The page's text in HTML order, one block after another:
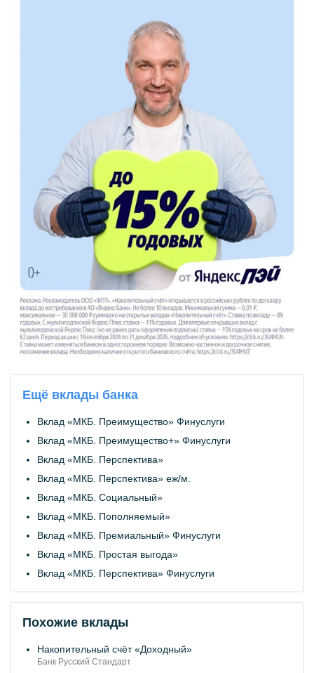
Ещё вклады банка
Вклад «МКБ. Преимущество» Финуслуги
Вклад «МКБ. Преимущество+» Финуслуги
Вклад «МКБ. Перспектива»
Вклад «МКБ. Перспектива» еж/м.
Вклад «МКБ. Социальный»
Вклад «МКБ. Пополняемый»
Вклад «МКБ. Премиальный» Финуслуги
Вклад «МКБ. Простая выгода»
Вклад «МКБ. Перспектива» Финуслуги
Похожие вклады
Накопительный счёт «Доходный»
Банк Русский Стандарт